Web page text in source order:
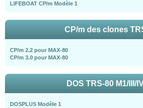
LIFEBOAT CP/m Modèle 1
CP/m des clones
CP/m 2.2 pour MAX-80
CP/m 3.0 pour MAX-80
DOS TRS-80 M1/III/
DOSPLUS Modèle 1